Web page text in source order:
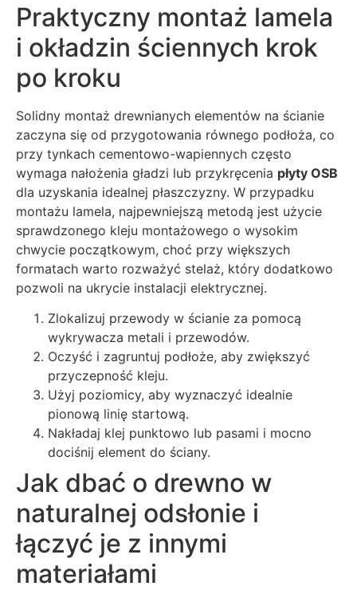
Praktyczny montaż lamela
i okładzin ściennych krok
po kroku
Solidny montaż drewnianych elementów na ścianie
zaczyna się od przygotowania równego podłoża, co
przy tynkach cementowo-wapiennych często
wymaga nałożenia gładzi lub przykręcenia płyty OSB
dla uzyskania idealnej płaszczyzny. W przypadku
montażu lamela, najpewniejszą metodą jest użycie
sprawdzonego kleju montażowego o wysokim
chwycie początkowym, choć przy większych
formatach warto rozważyć stelaż, który dodatkowo
pozwoli na ukrycie instalacji elektrycznej.
Zlokalizuj przewody w ścianie za pomocą
wykrywacza metali i przewodów.
Oczyść i zagruntuj podłoże, aby zwiększyć
przyczepność kleju.
Użyj poziomicy, aby wyznaczyć idealnie
pionową linię startową.
Nakładaj klej punktowo lub pasami i mocno
dociśnij element do ściany.
Jak dbać o drewno w
naturalnej odsłonie i
łączyć je z innymi
materiałami